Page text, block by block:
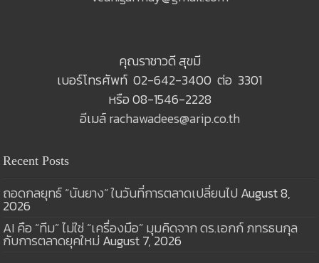
คุณราชาวดี สุขมี
เบอร์โทรศัพท์ 02-642-3400 ต่อ 3301
หรือ 08-1546-2228
อีเมล์rachawadees@arip.co.th
Recent Posts
ถอดกลยุทธ์ “นันยาง” ในวันที่การตลาดเปลี่ยนไป August 8,
2026
AI คือ “ทีม” ไม่ใช่ “เครื่องมือ” มุมคิดจาก ดร.เอกก์ ภทรธนกุล
กับการตลาดยุคใหม่ August 7, 2026